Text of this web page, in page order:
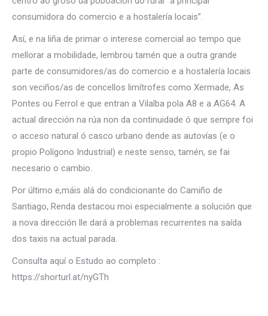
consumidora do comercio e a hostalería locais”.
Así, e na liña de primar o interese comercial ao tempo que
mellorar a mobilidade, lembrou tamén que a outra grande
parte de consumidores/as do comercio e a hostalería locais
son veciños/as de concellos limítrofes como Xermade, As
Pontes ou Ferrol e que entran a Vilalba pola A8 e a AG64. A
actual dirección na rúa non da continuidade ó que sempre foi
o acceso natural ó casco urbano dende as autovías (e o
propio Polígono Industrial) e neste senso, tamén, se fai
necesario o cambio.
Por último e,máis alá do condicionante do Camiño de
Santiago, Renda destacou moi especialmente a solución que
a nova dirección lle dará a problemas recurrentes na saída
dos taxis na actual parada.
Consulta aquí o Estudo ao completo :
https://shorturl.at/nyGTh